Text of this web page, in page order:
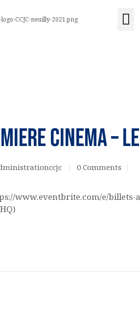
DE
DU
CINEMA –
0 Comments
www.eventbrite.com/e/